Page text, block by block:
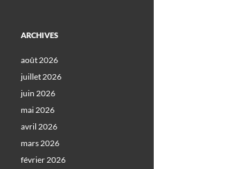
ARCHIVES
août 2026
juillet 2026
juin 2026
mai 2026
avril 2026
mars 2026
février 2026